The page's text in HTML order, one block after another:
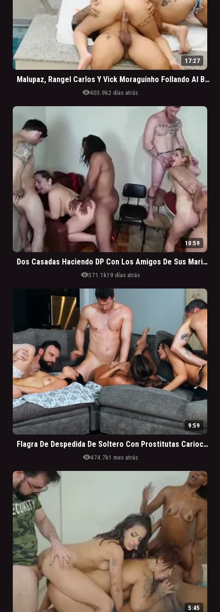
17:27
Malupaz, Rangel Carlos Y Vick Moraguinho Follando Al Borde De La Piscina
visibility403.9k2 días atrás
10:59
Dos Casadas Haciendo DP Con Los Amigos De Sus Maridinhos Cornos
visibility371.1k19 días atrás
9:59
Flagra De Despedida De Soltero Con Prostitutas Cariocas De Lujo
visibility474.7k1 mes atrás
5:45